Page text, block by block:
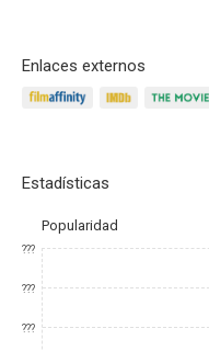
Enlaces externos
Estadísticas
Popularidad
???
???
???